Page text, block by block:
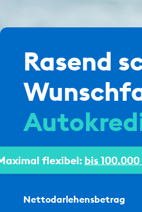
Rasend
flexibel: bis
Nettodarlehensbetrag